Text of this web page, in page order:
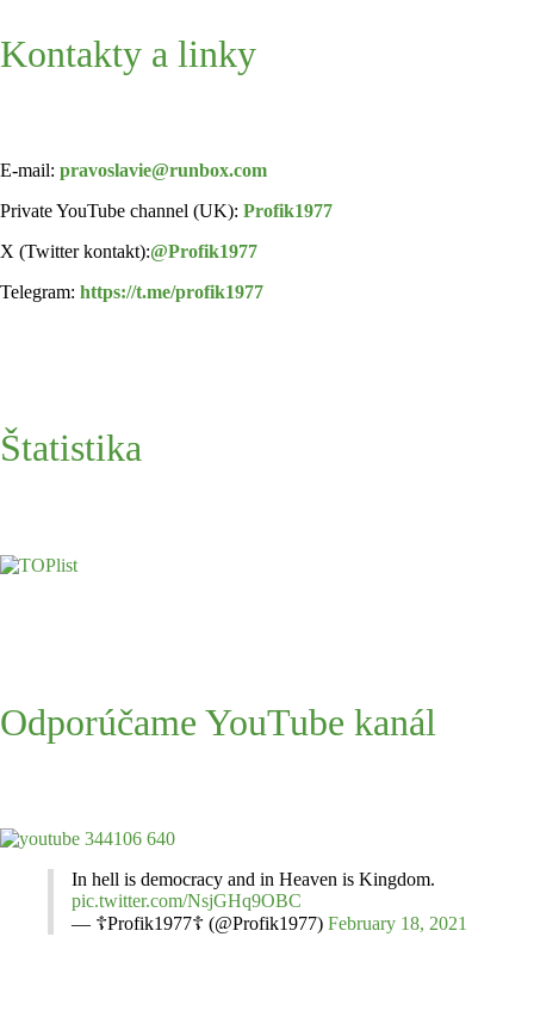
Kontakty a linky
E-mail: pravoslavie@runbox.com
Private YouTube channel (UK): Profik1977
X (Twitter kontakt):@Profik1977
Telegram: https://t.me/profik1977
Štatistika
Odporúčame YouTube kanál
In hell is democracy and in Heaven is Kingdom.
pic.twitter.com/NsjGHq9OBC
— ☦Profik1977☦ (@Profik1977) February 18, 2021